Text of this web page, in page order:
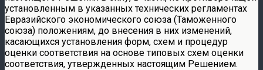
установленным в указанных технических регламентах
Евразийского экономического союза (Таможенного
союза) положениям, до внесения в них изменений,
касающихся установления форм, схем и процедур
оценки соответствия на основе типовых схем оценки
соответствия, утвержденных настоящим Решением.